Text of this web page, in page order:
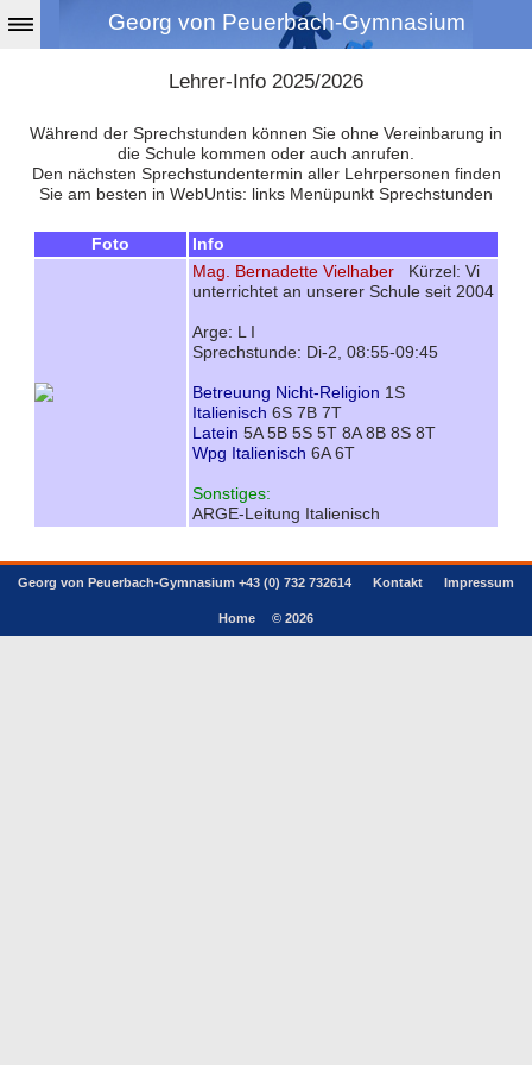
Georg von Peuerbach-Gymnasium
Lehrer-Info 2025/2026
Während der Sprechstunden können Sie ohne Vereinbarung in
die Schule kommen oder auch anrufen.
Den nächsten Sprechstundentermin aller Lehrpersonen finden
Sie am besten in WebUntis: links Menüpunkt Sprechstunden
Foto
Info
Mag. Bernadette Vielhaber
Kürzel: Vi
unterrichtet an unserer Schule seit 2004
Arge: L I
Sprechstunde: Di-2, 08:55-09:45
Betreuung Nicht-Religion 1S
Italienisch 6S 7B 7T
Latein 5A 5B 5S 5T 8A 8B 8S 8T
Wpg Italienisch 6A 6T
Sonstiges:
ARGE-Leitung Italienisch
Georg von Peuerbach-Gymnasium +43 (0) 732 732614 Kontakt Impressum
Home © 2026